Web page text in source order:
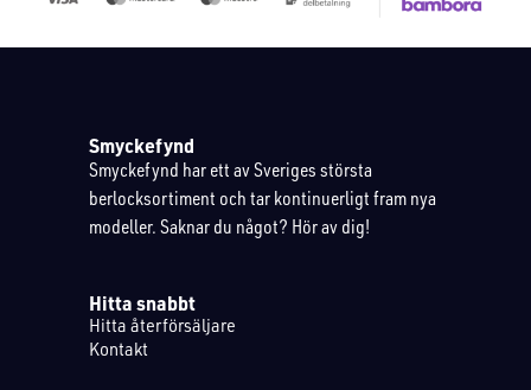
Smyckefynd
Smyckefynd har ett av Sveriges största
berlocksortiment och tar kontinuerligt fram nya
modeller. Saknar du något? Hör av dig!
Hitta snabbt
Hitta återförsäljare
Kontakt